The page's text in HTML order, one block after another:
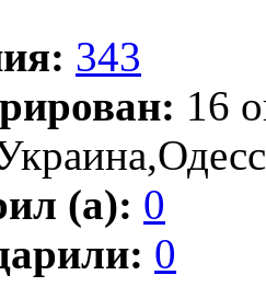
343
16
(а): 0
0